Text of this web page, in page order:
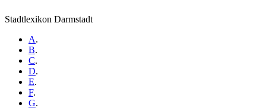
Stadtlexikon Darmstadt
A.
B.
C.
D.
E.
F.
G.